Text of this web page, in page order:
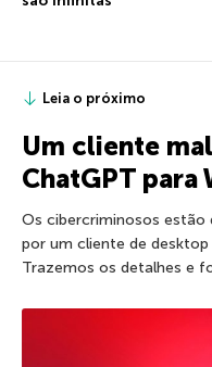
Leia o próximo
Um cliente
ChatGPT para
Os cibercriminosos estão
por um cliente de
Trazemos os detalhes e